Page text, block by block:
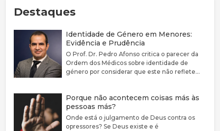
Destaques
Identidade de Género em Menores:
Evidência e Prudência
O Prof. Dr. Pedro Afonso critica o parecer da
Ordem dos Médicos sobre identidade de
género por considerar que este não reflete
Defende que a disforia de género deve ser
encarada como uma condição médica
associada a sofrimento e sublinha a elevada
prevalência de comorbilidades psiquiátricas
Porque não acontecem coisas más às
pessoas más?
Onde está o julgamento de Deus contra os
opressores? Se Deus existe e é